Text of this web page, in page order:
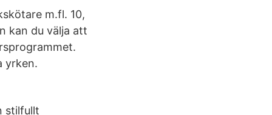
m.fl. 10,
kan du välja att
yrken.
stilfullt